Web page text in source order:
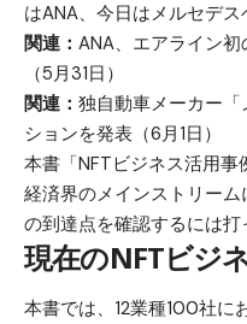
はANA、今日はメルセデス
関連： ANA、エアライン
（5月31日）
関連： 独自動車メーカー
ションを発表（6月1日）
本書「NFTビジネス活用
経済界のメインストリー
の到達点を確認するには打
現在のNFTビジ
本書では、12業種100社に